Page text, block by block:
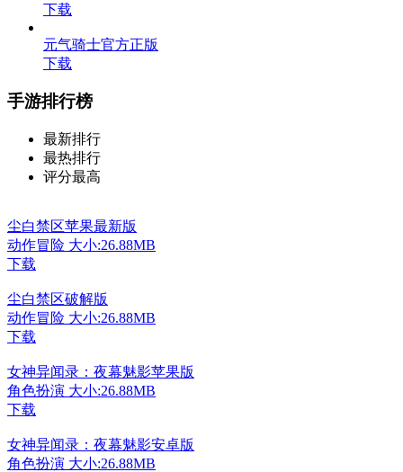
下载
元气骑士官方正版
下载
手游排行榜
最新排行
最热排行
评分最高
尘白禁区苹果最新版
动作冒险 大小:26.88MB
下载
尘白禁区破解版
动作冒险 大小:26.88MB
下载
女神异闻录：夜幕魅影苹果版
角色扮演 大小:26.88MB
下载
女神异闻录：夜幕魅影安卓版
角色扮演 大小:26.88MB